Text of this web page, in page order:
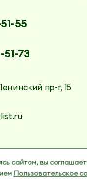
сайтом, вы
Пользовательское
55
51-73
пр-т, 15
соглашение
обработки